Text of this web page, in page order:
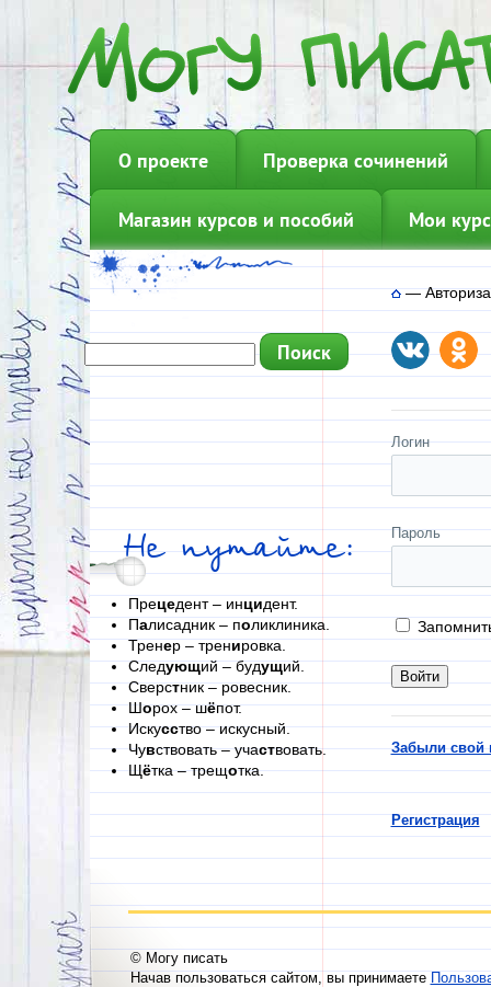
О проекте Проверка сочинений
Магазин курсов и пособий Мои
Не путайте:
Прецедент – инцидент.
Палисадник – поликлиника.
Тренер – тренировка.
Следующий – будущий.
Сверстник – ровесник.
Шорох – шёпот.
Искусство – искусный.
Чувствовать – участвовать.
Щётка – трещотка.
—
Логин
Пароль
Забыли свой
Регистрация
© Могу писать
Начав пользоваться сайтом, вы принимаете